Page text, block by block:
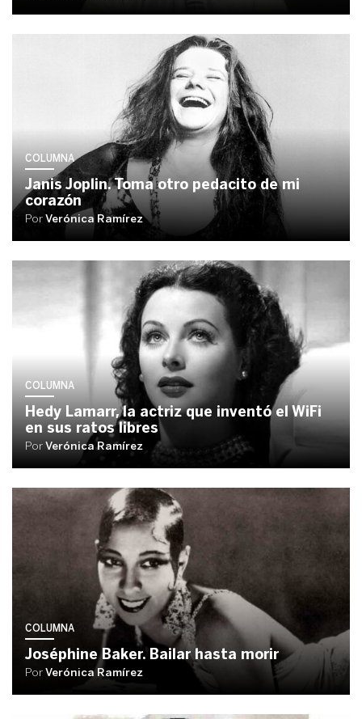
COLUMNA
Janis Joplin. Toma otro pedacito de mi
corazón
PorVerónica Ramírez
COLUMNA
Hedy Lamarr, la actriz que inventó el WiFi
en sus ratos libres
PorVerónica Ramírez
COLUMNA
Joséphine Baker. Bailar hasta morir
PorVerónica Ramírez